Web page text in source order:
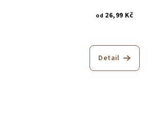
od 26,99 Kč
Detail